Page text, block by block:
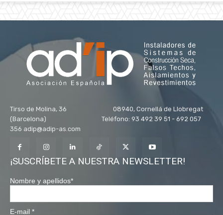
Tirso de Molina, 36 08940, Cornellá de Llobregat
(Barcelona) Teléfono: 93 492 39 51 - 692 057
356 adip@adip-as.com
¡SUSCRÍBETE A NUESTRA NEWSLETTER!
Nombre y apellidos*
E-mail *